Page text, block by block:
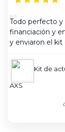
Todo perfecto
financiación y
y enviaron el kit
Kit de
AXS